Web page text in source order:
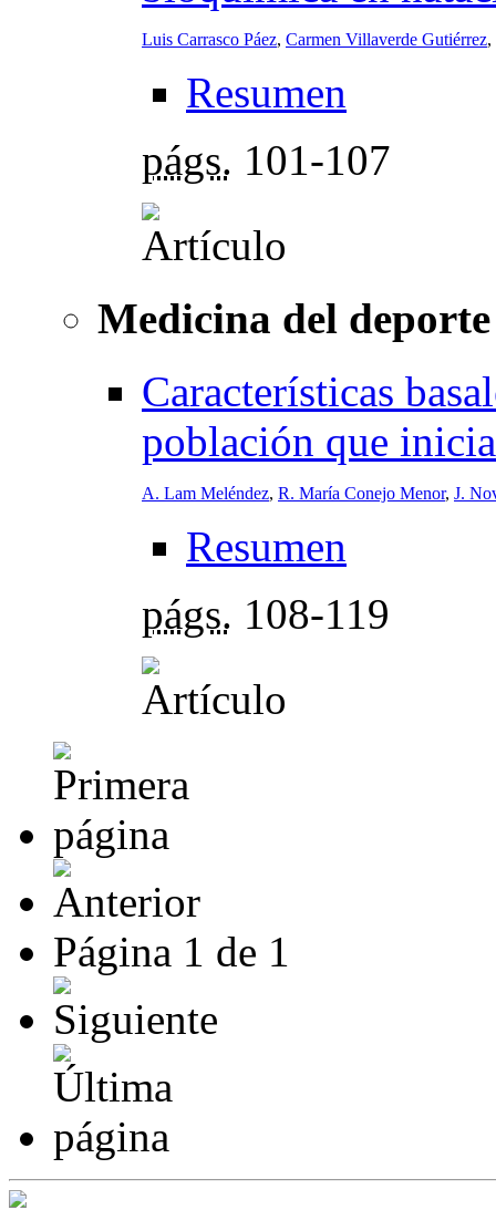
Luis Carrasco Páez, Carmen Villaverde Gutiérrez,
Resumen
págs. 101-107
Medicina del deporte
Características
población que
A. Lam Meléndez, R. María Conejo Menor, J.
Resumen
págs. 108-119
Página 1 de 1